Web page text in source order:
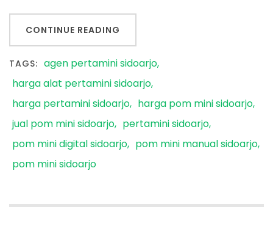
CONTINUE READING
TAGS: agen pertamini sidoarjo
harga alat pertamini sidoarjo
harga pertamini sidoarjo
harga pom mini sidoarjo
jual pom mini sidoarjo
pertamini sidoarjo
pom mini digital sidoarjo
pom mini manual sidoarjo
pom mini sidoarjo